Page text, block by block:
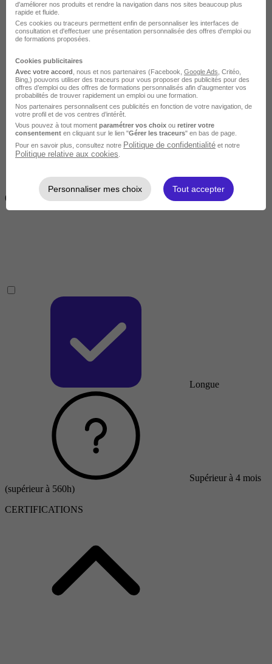
Intermédiaire
2 semaines à 4 mois
( 70h à 560h)
Longue
Supérieur à 4 mois
(supérieur à 560h)
CERTIFICATIONS
d'améliorer nos produits et rendre la navigation dans nos sites beaucoup plus
rapide et fluide.
Ces cookies ou traceurs permettent enfin de personnaliser les interfaces de
consultation et d'effectuer une présentation personnalisée des offres d'emploi ou
de formations proposées.
Cookies publicitaires
Avec votre accord , nous et nos partenaires (Facebook, Google Ads , Critéo,
Bing,) pouvons utiliser des traceurs pour vous proposer des publicités pour des
offres d’emploi ou des offres de formations personnalisés afin d’augmenter vos
probabilités de trouver rapidement un emploi ou une formation.
Nos partenaires personnalisent ces publicités en fonction de votre navigation, de
votre profil et de vos centres d’intérêt.
Vous pouvez à tout moment paramétrer vos choix ou retirer votre
consentement en cliquant sur le lien "Gérer les traceurs" en bas de page.
Pour en savoir plus, consultez notre Politique de confidentialité et notre
Politique relative aux cookies
Personnaliser mes choix Tout accepter